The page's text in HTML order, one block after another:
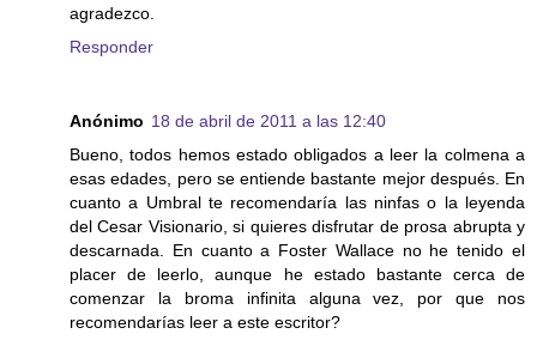
agradezco.
Responder
Anónimo 18 de abril de 2011 a las 12:40
Bueno, todos hemos estado obligados a leer la colmena a
esas edades, pero se entiende bastante mejor después. En
cuanto a Umbral te recomendaría las ninfas o la leyenda
del Cesar Visionario, si quieres disfrutar de prosa abrupta y
descarnada. En cuanto a Foster Wallace no he tenido el
placer de leerlo, aunque he estado bastante cerca de
comenzar la broma infinita alguna vez, por que nos
recomendarías leer a este escritor?